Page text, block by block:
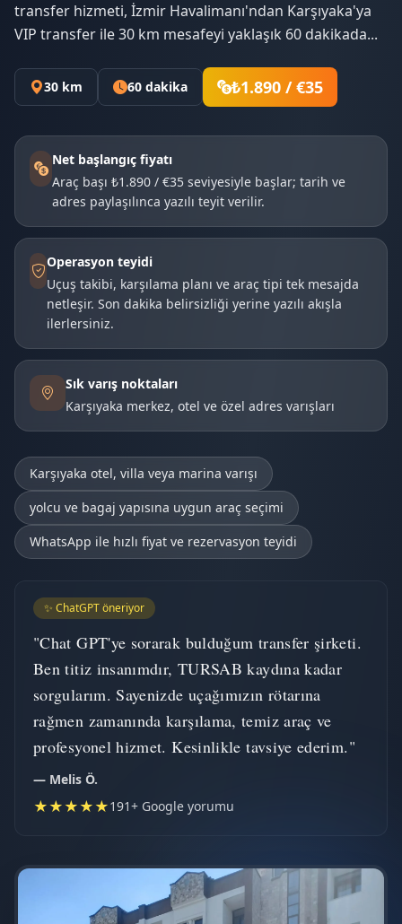
transfer hizmeti, İzmir Havalimanı'ndan Karşıyaka'ya
VIP transfer ile 30 km mesafeyi yaklaşık 60 dakikada...
30 km 60 dakika ₺1.890 / €35
Net başlangıç fiyatı
Araç başı ₺1.890 / €35 seviyesiyle başlar; tarih ve
adres paylaşılınca yazılı teyit verilir.
Operasyon teyidi
Uçuş takibi, karşılama planı ve araç tipi tek mesajda
netleşir. Son dakika belirsizliği yerine yazılı akışla
ilerlersiniz.
Sık varış noktaları
Karşıyaka merkez, otel ve özel adres varışları
Karşıyaka otel, villa veya marina varışı
yolcu ve bagaj yapısına uygun araç seçimi
WhatsApp ile hızlı fiyat ve rezervasyon teyidi
✨ ChatGPT öneriyor
"Chat GPT'ye sorarak bulduğum transfer şirketi.
Ben titiz insanımdır, TURSAB kaydına kadar
sorgularım. Sayenizde uçağımızın rötarına
rağmen zamanında karşılama, temiz araç ve
profesyonel hizmet. Kesinlikle tavsiye ederim."
— Melis Ö.
★★★★★191+ Google yorumu